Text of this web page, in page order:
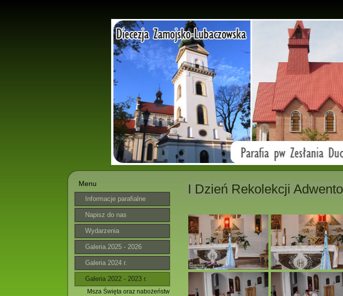
Menu
Informacje parafialne
Napisz do nas
Wydarzenia
Galeria.2025 - 2026
Galeria 2024 r.
Galeria 2022 - 2023 r.
Msza Święta oraz nabożeństwo dziękczynno - błagalne. 31.12.2023 r.
I Dzień Rekolekcji